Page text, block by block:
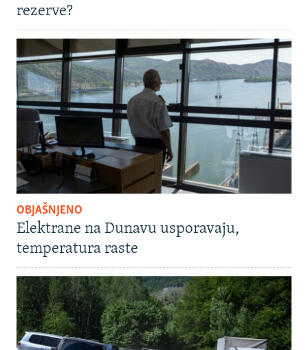
rezerve?
OBJAŠNJENO
Elektrane na Dunavu usporavaju,
temperatura raste